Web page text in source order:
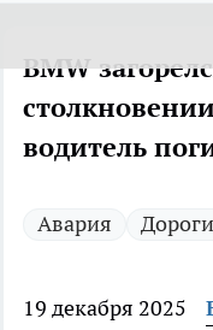
BMW
водитель
Авария Дороги
19 декабря 2025